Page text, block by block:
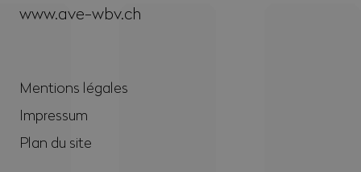
www.ave-wbv.ch
Mentions légales
Impressum
Plan du site